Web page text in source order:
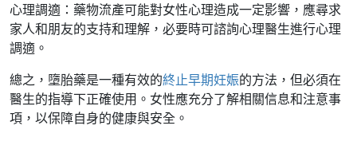
心理調適：藥物流產可能對女性心理造成一定影響，應尋求
家人和朋友的支持和理解，必要時可諮詢心理醫生進行心理
調適。
總之，墮胎藥是一種有效的終止早期妊娠的方法，但必須在
醫生的指導下正確使用。女性應充分了解相關信息和注意事
項，以保障自身的健康與安全。